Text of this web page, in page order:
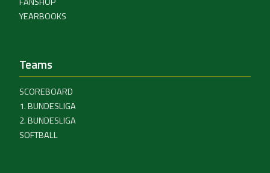
YEARBOOKS
Teams
SCOREBOARD
1. BUNDESLIGA
2. BUNDESLIGA
SOFTBALL